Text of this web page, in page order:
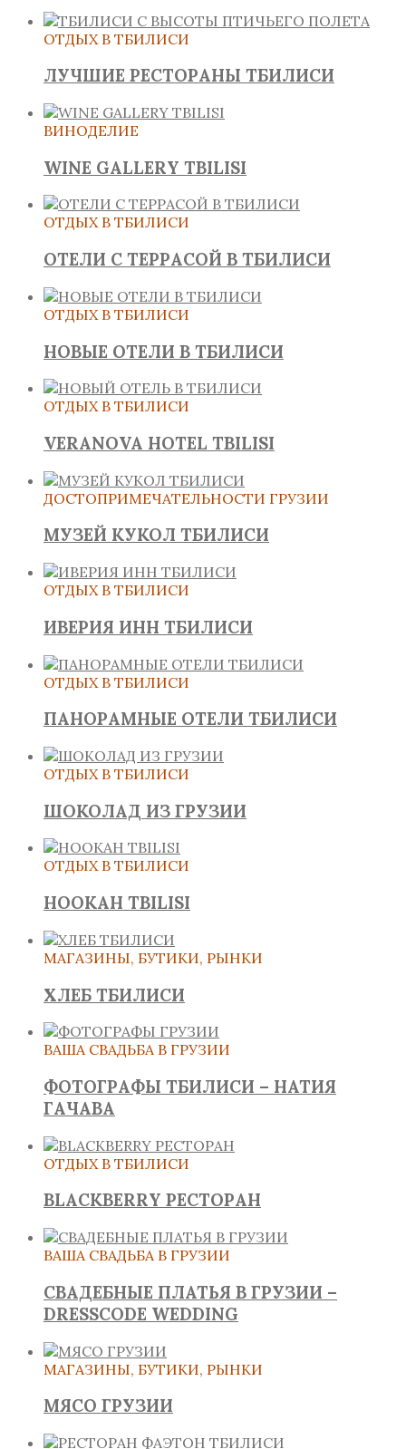
ОТДЫХ В ТБИЛИСИ
ЛУЧШИЕ РЕСТОРАНЫ ТБИЛИСИ
ВИНОДЕЛИЕ
WINE GALLERY TBILISI
ОТДЫХ В ТБИЛИСИ
ОТЕЛИ С ТЕРРАСОЙ В ТБИЛИСИ
ОТДЫХ В ТБИЛИСИ
НОВЫЕ ОТЕЛИ В ТБИЛИСИ
ОТДЫХ В ТБИЛИСИ
VERANOVA HOTEL TBILISI
ДОСТОПРИМЕЧАТЕЛЬНОСТИ ГРУЗИИ
МУЗЕЙ КУКОЛ ТБИЛИСИ
ОТДЫХ В ТБИЛИСИ
ИВЕРИЯ ИНН ТБИЛИСИ
ОТДЫХ В ТБИЛИСИ
ПАНОРАМНЫЕ ОТЕЛИ ТБИЛИСИ
ОТДЫХ В ТБИЛИСИ
ШОКОЛАД ИЗ ГРУЗИИ
ОТДЫХ В ТБИЛИСИ
HOOKAH TBILISI
МАГАЗИНЫ, БУТИКИ, РЫНКИ
ХЛЕБ ТБИЛИСИ
ВАША СВАДЬБА В ГРУЗИИ
ФОТОГРАФЫ ТБИЛИСИ – НАТИЯ
ГАЧАВА
ОТДЫХ В ТБИЛИСИ
BLACKBERRY РЕСТОРАН
ВАША СВАДЬБА В ГРУЗИИ
СВАДЕБНЫЕ ПЛАТЬЯ В ГРУЗИИ –
DRESSCODE WEDDING
МАГАЗИНЫ, БУТИКИ, РЫНКИ
МЯСО ГРУЗИИ